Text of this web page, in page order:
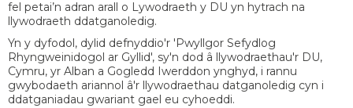
fel petai’n adran arall o Lywodraeth y DU yn hytrach na
llywodraeth ddatganoledig.
Yn y dyfodol, dylid defnyddio'r 'Pwyllgor Sefydlog
Rhyngweinidogol ar Gyllid', sy'n dod â llywodraethau'r DU,
Cymru, yr Alban a Gogledd Iwerddon ynghyd, i rannu
gwybodaeth ariannol â'r llywodraethau datganoledig cyn i
ddatganiadau gwariant gael eu cyhoeddi.